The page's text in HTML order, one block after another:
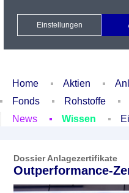
Newsletter Kontakt
Xetra Realtime
Watchlist
Home Aktien
Fonds
Rohstoffe
News
Wissen
Dossier Anlagezertifikate
Outperformance-
Einstellungen